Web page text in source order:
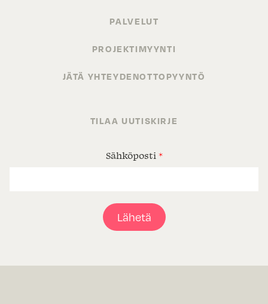
PALVELUT
PROJEKTIMYYNTI
JÄTÄ YHTEYDENOTTOPYYNTÖ
TILAA UUTISKIRJE
Sähköposti *
Lähetä